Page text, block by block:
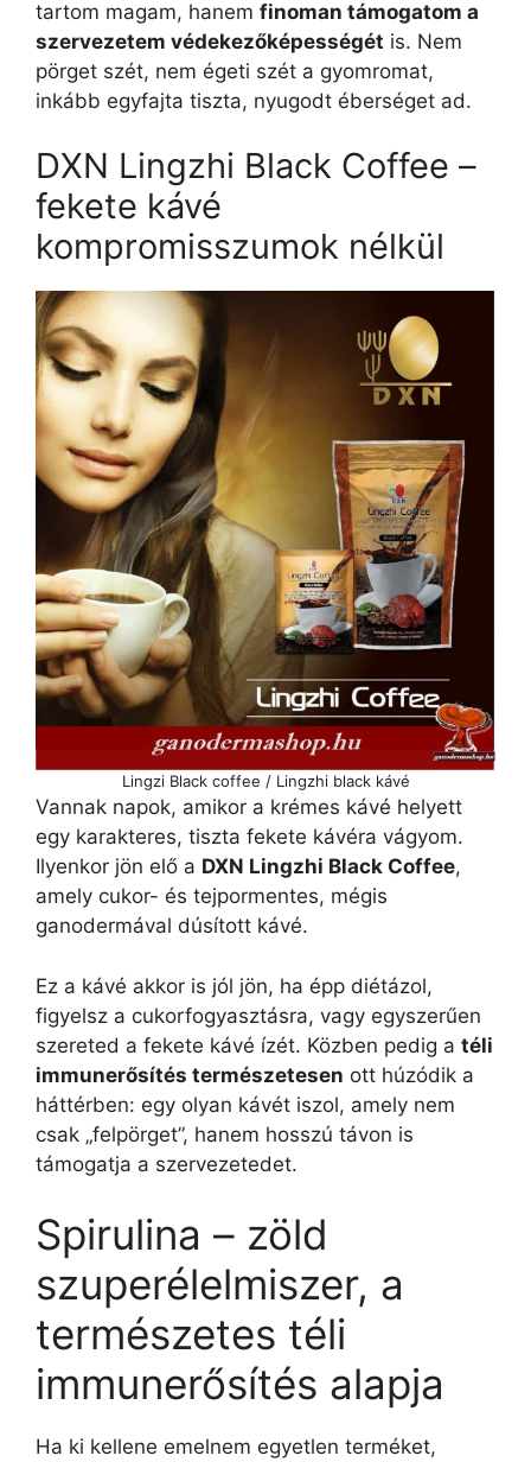
tartom magam, hanem finoman támogatom a
szervezetem védekezőképességét is. Nem
pörget szét, nem égeti szét a gyomromat,
inkább egyfajta tiszta, nyugodt éberséget ad.
DXN Lingzhi Black Coffee –
fekete kávé
kompromisszumok nélkül
Lingzi Black coffee / Lingzhi black kávé
Vannak napok, amikor a krémes kávé helyett
egy karakteres, tiszta fekete kávéra vágyom.
Ilyenkor jön elő a DXN Lingzhi Black Coffee,
amely cukor- és tejpormentes, mégis
ganodermával dúsított kávé.
Ez a kávé akkor is jól jön, ha épp diétázol,
figyelsz a cukorfogyasztásra, vagy egyszerűen
szereted a fekete kávé ízét. Közben pedig a téli
immunerősítés természetesen ott húzódik a
háttérben: egy olyan kávét iszol, amely nem
csak „felpörget”, hanem hosszú távon is
támogatja a szervezetedet.
Spirulina – zöld
szuperélelmiszer, a
természetes téli
immunerősítés alapja
Ha ki kellene emelnem egyetlen terméket,